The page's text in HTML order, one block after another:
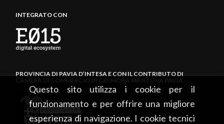
Questo sito utilizza i cookie per il
funzionamento e per offrire una migliore
esperienza di navigazione. I cookie tecnici
INTEGRATO CON
PROVINCIA DI PAVIA D’INTESA E CON IL CONTRIBUTO DI
CAMERA DI COMMERCIO DI CREMONA MANTOVA PAVIA